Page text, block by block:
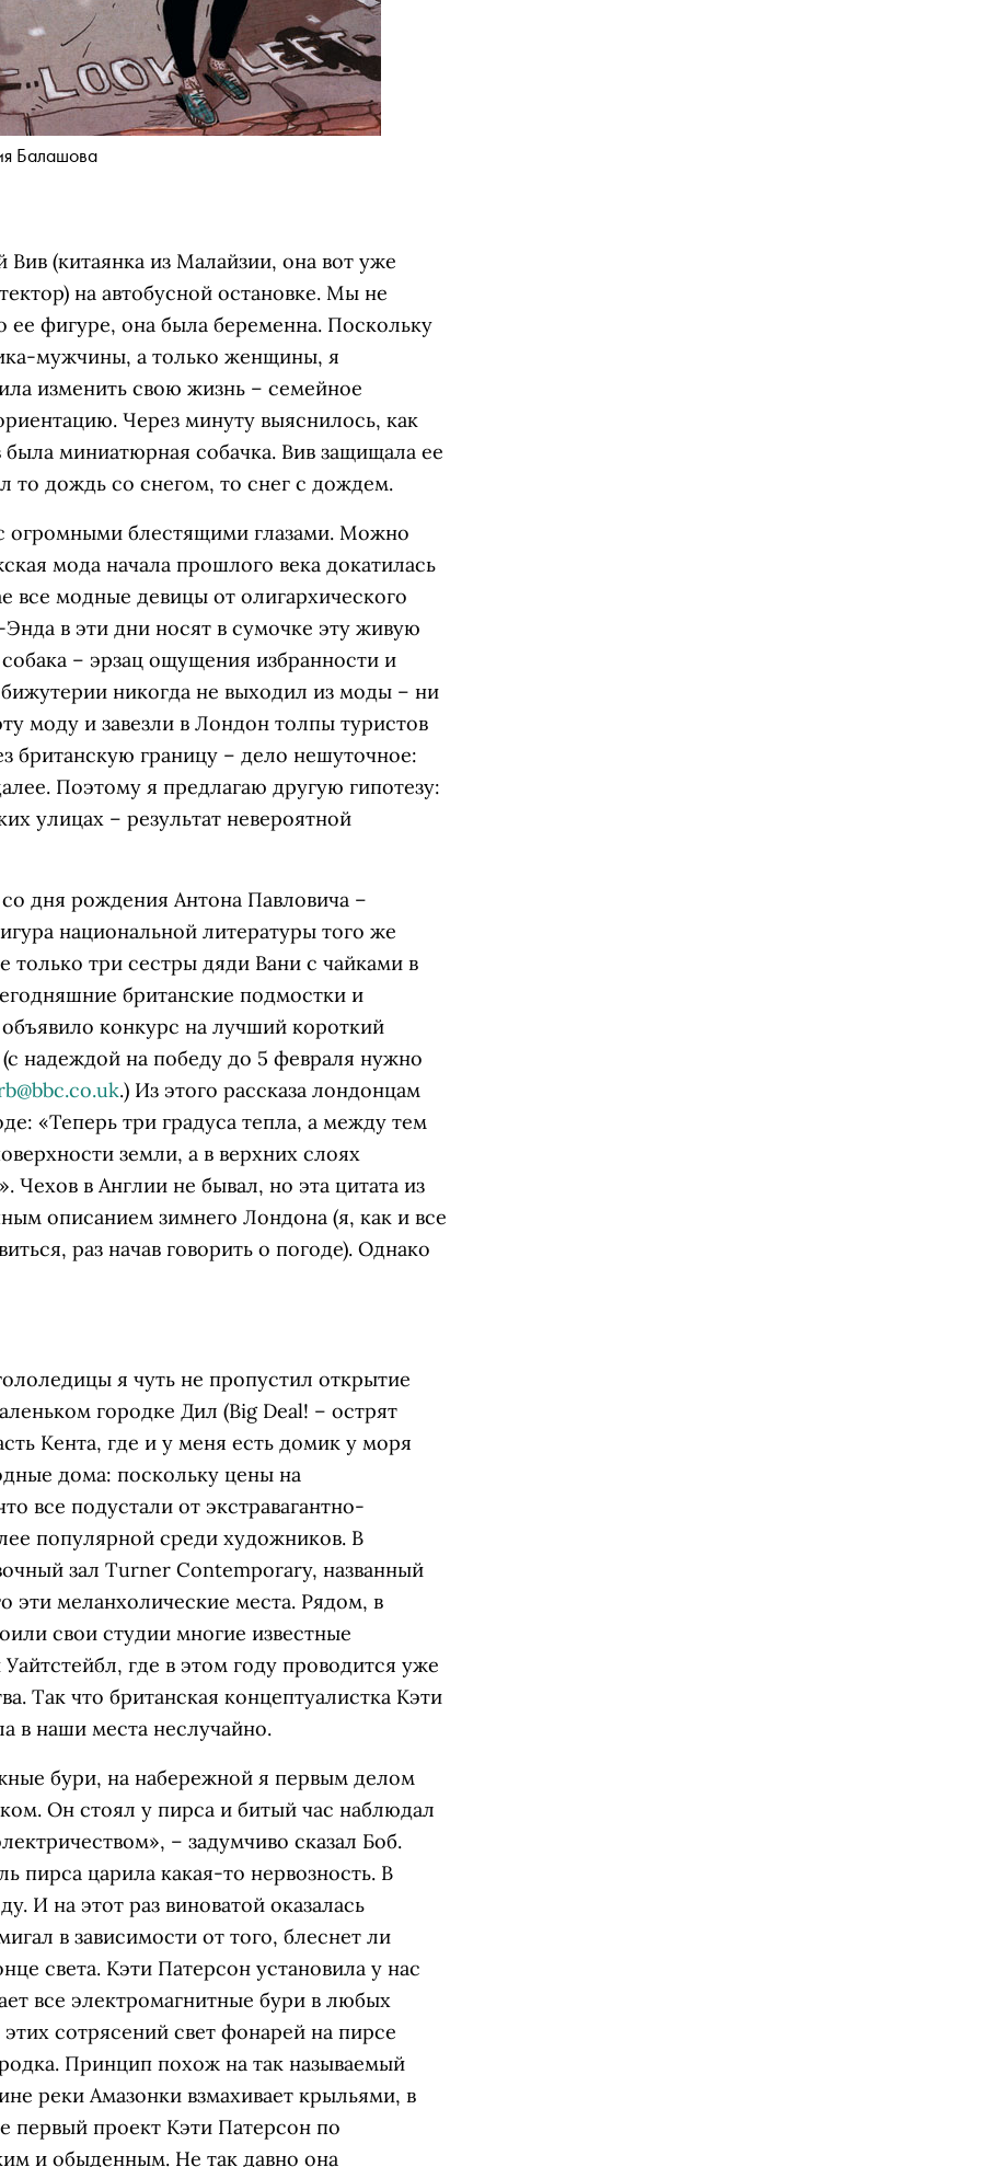
Балашова
(китаянка из Малайзии, она вот уже
на автобусной остановке. Мы не
ее фигуре, она была беременна. Поскольку
мужчины, а только женщины, я
изменить свою жизнь – семейное
Через минуту выяснилось, как
миниатюрная собачка. Вив защищала ее
то дождь со снегом, то снег с дождем.
огромными блестящими глазами. Можно
мода начала прошлого века докатилась
все модные девицы от олигархического
в эти дни носят в сумочке эту живую
– эрзац ощущения избранности и
никогда не выходил из моды – ни
моду и завезли в Лондон толпы туристов
британскую границу – дело нешуточное:
Поэтому я предлагаю другую гипотезу:
улицах – результат невероятной
дня рождения Антона Павловича –
национальной литературы того же
три сестры дяди Вани с чайками в
британские подмостки и
конкурс на лучший короткий
надеждой на победу до 5 февраля нужно
.) Из этого рассказа лондонцам
«Теперь три градуса тепла, а между тем
земли, а в верхних слоях
Чехов в Англии не бывал, но эта цитата из
описанием зимнего Лондона (я, как и все
раз начав говорить о погоде). Однако
я чуть не пропустил открытие
городке Дил (Big Deal! – острят
Кента, где и у меня есть домик у моря
дома: поскольку цены на
все подустали от экстравагантно-
популярной среди художников. В
зал Turner Contemporary, названный
эти меланхолические места. Рядом, в
свои студии многие известные
где в этом году проводится уже
Так что британская концептуалистка Кэти
в наши места неслучайно.
бури, на набережной я первым делом
Он стоял у пирса и битый час наблюдал
– задумчиво сказал Боб.
пирса царила какая-то нервозность. В
И на этот раз виноватой оказалась
в зависимости от того, блеснет ли
света. Кэти Патерсон установила у нас
все электромагнитные бури в любых
сотрясений свет фонарей на пирсе
Принцип похож на так называемый
реки Амазонки взмахивает крыльями, в
первый проект Кэти Патерсон по
и обыденным. Не так давно она